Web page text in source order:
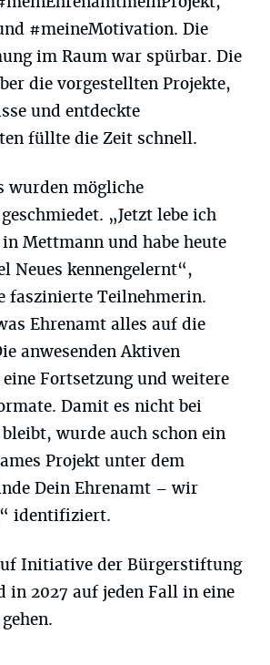
#meineMotivation. Die
im Raum war spürbar. Die
die vorgestellten Projekte,
und entdeckte
füllte die Zeit schnell.
wurden mögliche
„Jetzt lebe ich
in Mettmann und habe heute
Neues kennengelernt“,
faszinierte Teilnehmerin.
Ehrenamt alles auf die
anwesenden Aktiven
Fortsetzung und weitere
Damit es nicht bei
wurde auch schon ein
Projekt unter dem
Dein Ehrenamt – wir
identifiziert.
Initiative der Bürgerstiftung
in 2027 auf jeden Fall in eine